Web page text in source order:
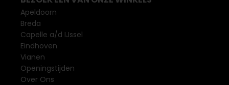
Apeldoorn
Breda
Capelle a/d IJssel
Eindhoven
Vianen
Openingstijden
Over Ons